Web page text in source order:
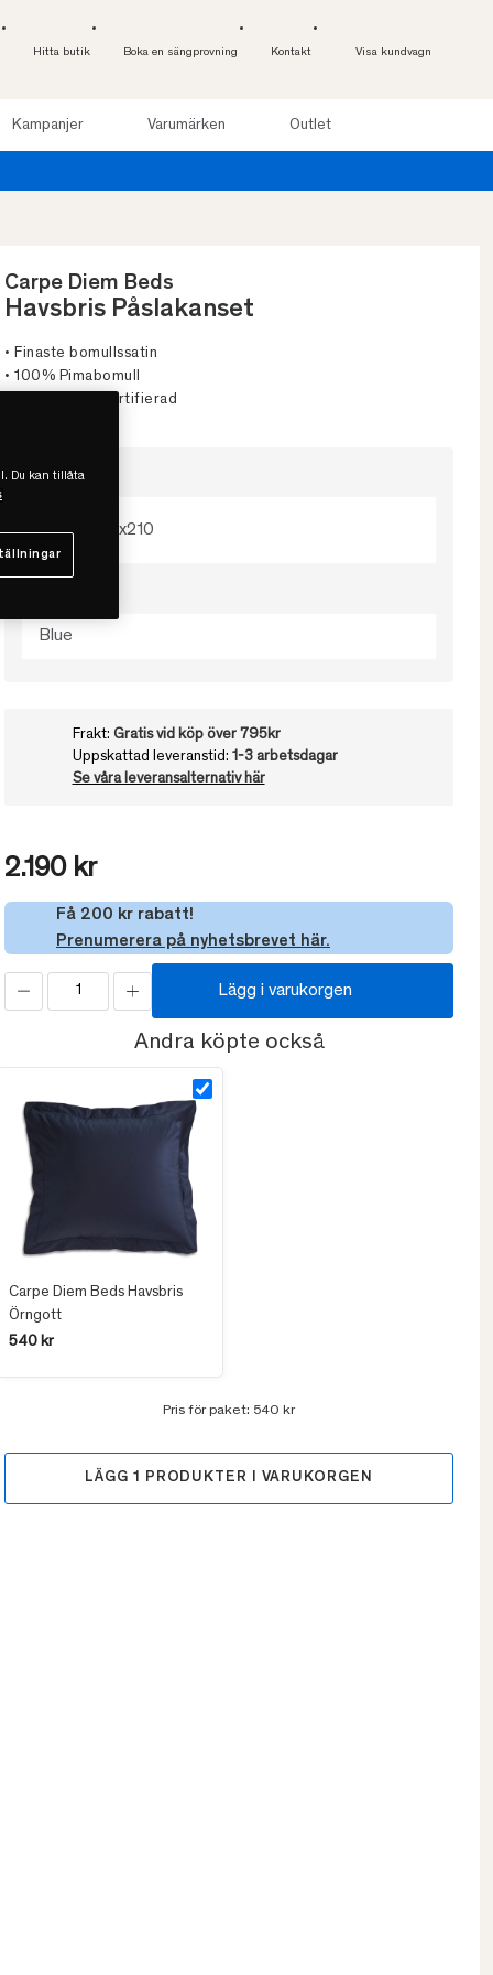
Hitta butik Boka en sängprovning Kontakt Visa kundvagn
Kampanjer Varumärken Outlet
Carpe Diem Beds
Havsbris Påslakanset
• Finaste bomullssatin
• 100% Pimabomull
• OEKO-TEX-Certifierad
Välj storlek
150x210
Blue
Frakt: Gratis vid köp över 795kr
Uppskattad leveranstid: 1-3 arbetsdagar
Se våra leveransalternativ här
2.190 kr
Få 200 kr rabatt!
Prenumerera på nyhetsbrevet här.
Lägg i varukorgen
Andra köpte också
Carpe Diem Beds Havsbris
Örngott
540 kr
Pris för paket: 540 kr
LÄGG 1 PRODUKTER I VARUKORGEN
Du kan tillåta